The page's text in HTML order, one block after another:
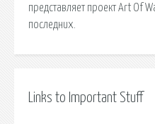
представляет проект Art Of
последних.
Links to Important Stuff